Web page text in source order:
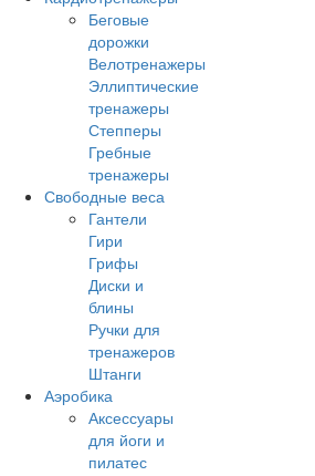
Беговые
дорожки
Велотренажеры
Эллиптические
тренажеры
Степперы
Гребные
тренажеры
Свободные веса
Гантели
Гири
Грифы
Диски и
блины
Ручки для
тренажеров
Штанги
Аэробика
Аксессуары
для йоги и
пилатес